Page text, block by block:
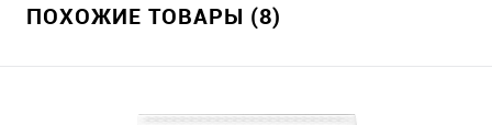
ПОХОЖИЕ ТОВАРЫ (8)